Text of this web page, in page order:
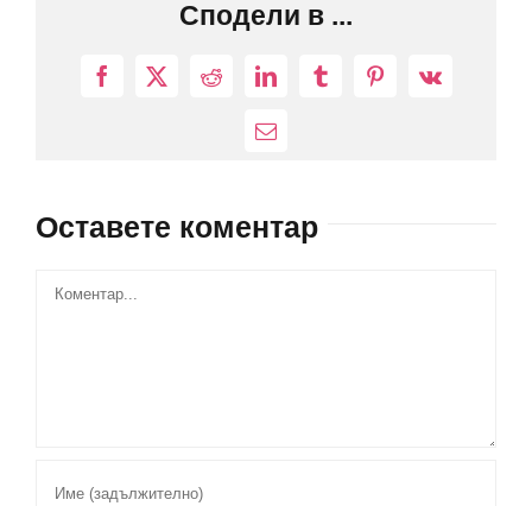
Сподели в ...
Facebook
X RedditLinkedInTumblrPinterest
Vk
Електронна
Оставете коментар